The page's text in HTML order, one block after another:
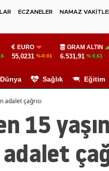
ECZANELER
NAMAZ
EURO
55,0231 %-0.01
GRAM ALTIN
6.531,91 % 0,61
Dünya Sağlık Eğitim
adalet çağrısı
15